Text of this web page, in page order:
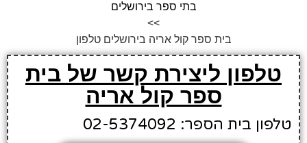
בתי ספר בירושלים
>>
בית ספר קול אריה בירושלים טלפון
טלפון ליצירת קשר של בית
ספר קול אריה
טלפון בית הספר: 02-5374092